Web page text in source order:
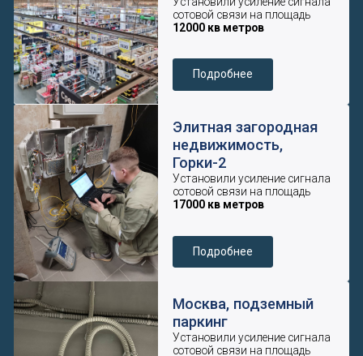
Подробнее
Москва, центр города,
квартира
Установили усиление сигнала
1800 кв метров
Подробнее
Чтобы посмотреть все выполненные
работы переходите в нашТелеграмм канал
Перейти в ТГ канал